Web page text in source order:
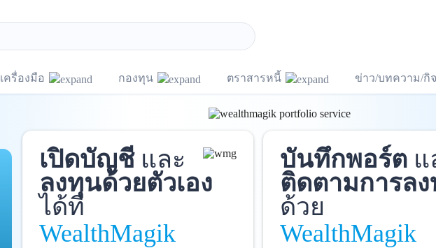
เครื่องมือ กองทุน ตราสารหนี้ ข่าว/บทความ/กิ
เปิดบัญชีและ
ลงทุนด้วยตัวเอง
ได้ที่
WealthMagik
บันทึกพอร์ต แ
ติดตามการล
ด้วย
WealthMagik